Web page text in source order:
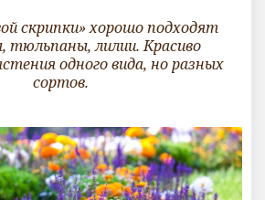
скрипки» хорошо подходят
, тюльпаны, лилии. Красиво
одного вида, но разных
сортов.